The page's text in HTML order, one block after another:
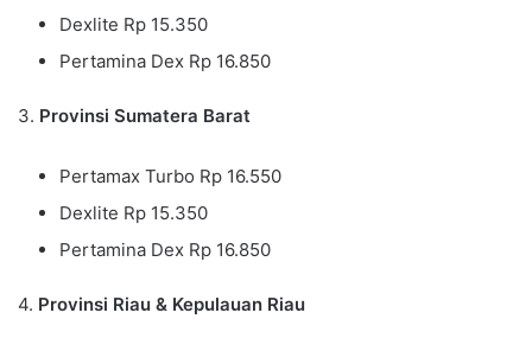
Dexlite Rp 15.350
Pertamina Dex Rp 16.850
3. Provinsi Sumatera Barat
Pertamax Turbo Rp 16.550
Dexlite Rp 15.350
Pertamina Dex Rp 16.850
4. Provinsi Riau & Kepulauan Riau